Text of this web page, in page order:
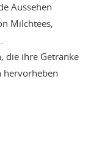
Aussehen
Milchtees,
die ihre Getränke
hervorheben